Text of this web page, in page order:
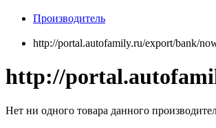
Производитель
http://portal.autofamily.ru/export/bank/
http://
Нет ни одного товара данного